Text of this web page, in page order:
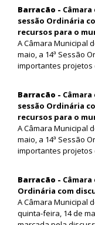
Barracão -
sessão Ordinária
recursos para o
A Câmara Municipal
maio, a 14ª Sessão
importantes projetos
Barracão -
sessão Ordinária
recursos para o
A Câmara Municipal
maio, a 14ª Sessão
importantes projetos
Barracão - Câmara
Ordinária com
A Câmara Municipal
quinta-feira, 14 de